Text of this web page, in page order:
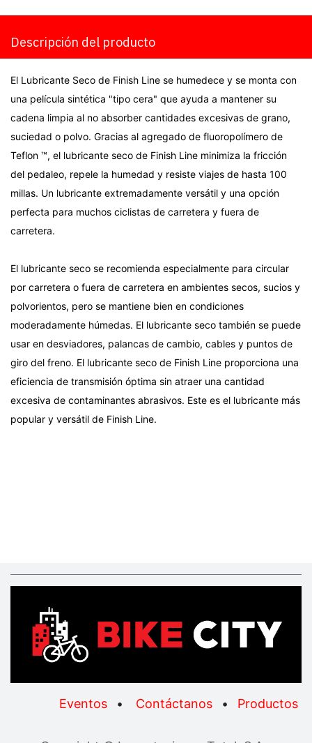
Descripción del producto
El Lubricante Seco de Finish Line se humedece y se monta con
una película sintética "tipo cera" que ayuda a mantener su
cadena limpia al no absorber cantidades excesivas de grano,
suciedad o polvo. Gracias al agregado de fluoropolímero de
Teflon ™, el lubricante seco de Finish Line minimiza la fricción
del pedaleo, repele la humedad y resiste viajes de hasta 100
millas. Un lubricante extremadamente versátil y una opción
perfecta para muchos ciclistas de carretera y fuera de
carretera.
El lubricante seco se recomienda especialmente para circular
por carretera o fuera de carretera en ambientes secos, sucios y
polvorientos, pero se mantiene bien en condiciones
moderadamente húmedas. El lubricante seco también se puede
usar en desviadores, palancas de cambio, cables y puntos de
giro del freno. El lubricante seco de Finish Line proporciona una
eficiencia de transmisión óptima sin atraer una cantidad
excesiva de contaminantes abrasivos. Este es el lubricante más
popular y versátil de Finish Line.
Eventos • Contáctanos • Productos